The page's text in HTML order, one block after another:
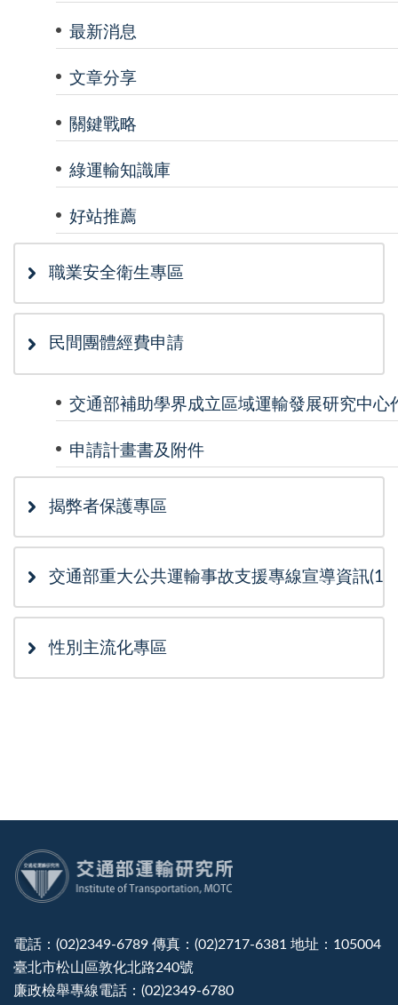
最新消息
文章分享
關鍵戰略
綠運輸知識庫
好站推薦
職業安全衛生專區
民間團體經費申請
交通部補助學界成立區域運輸發展研究中心
申請計畫書及附件
揭弊者保護專區
交通部重大公共運輸事故支援專線宣導資訊
性別主流化專區
電話：(02)2349-6789 傳真：(02)2717-6381 地址：105004
臺北市松山區敦化北路240號
廉政檢舉專線電話：(02)2349-6780